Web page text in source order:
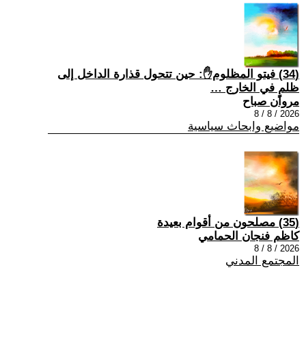
(34) فيتو المظلوم✋: حين تتحول قذارة الداخل إلى
ظلمٍ في الخارج …
مروان صباح
2026 / 8 / 8
مواضيع وابحاث سياسية
(35) مصلحون من أقوام بعيدة
كاظم فنجان الحمامي
2026 / 8 / 8
المجتمع المدني